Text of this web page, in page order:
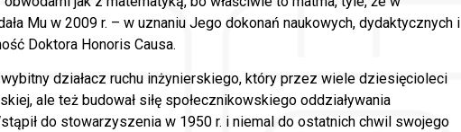
Mu w 2009 r. – w uznaniu Jego dokonań naukowych, dydaktycznych i
Doktora Honoris Causa.
działacz ruchu inżynierskiego, który przez wiele dziesięcioleci
ale też budował siłę społecznikowskiego oddziaływania
do stowarzyszenia w 1950 r. i niemal do ostatnich chwil swojego